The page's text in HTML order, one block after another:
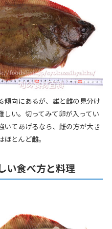
向にあるが、雄と雌の見分け
しい。切ってみて卵が入ってい
いてあげるなら、雌の方が大き
とんど雌。
い食べ方と料理